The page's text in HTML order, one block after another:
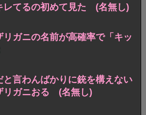
レてるの初めて見た (名無し)
ガニの名前が高確率で「キッ
と言わんばかりに銃を構えない
リガニおる (名無し)